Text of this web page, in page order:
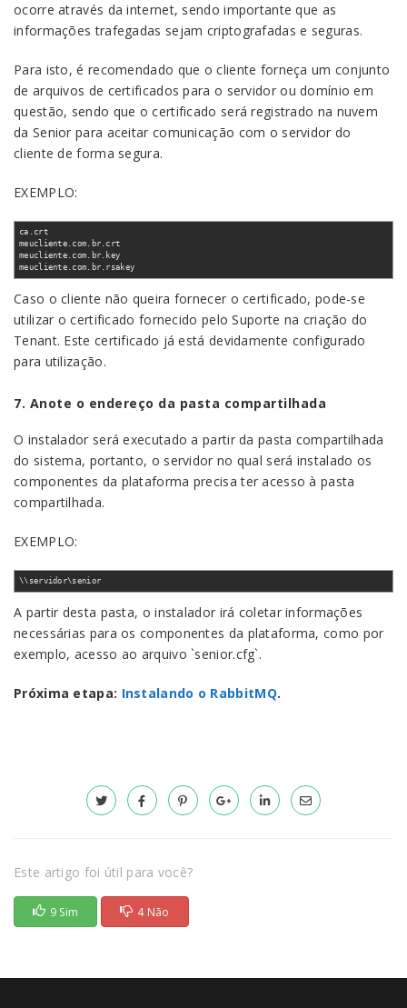
ocorre através da internet, sendo importante que as
informações trafegadas sejam criptografadas e seguras.
Para isto, é recomendado que o cliente forneça um conjunto
de arquivos de certificados para o servidor ou domínio em
questão, sendo que o certificado será registrado na nuvem
da Senior para aceitar comunicação com o servidor do
cliente de forma segura.
EXEMPLO:
ca.crt
meucliente.com.br.crt
meucliente.com.br.key
meucliente.com.br.rsakey
Caso o cliente não queira fornecer o certificado, pode-se
utilizar o certificado fornecido pelo Suporte na criação do
Tenant. Este certificado já está devidamente configurado
para utilização.
7. Anote o endereço da pasta compartilhada
O instalador será executado a partir da pasta compartilhada
do sistema, portanto, o servidor no qual será instalado os
componentes da plataforma precisa ter acesso à pasta
compartilhada.
EXEMPLO:
\\servidor\senior
A partir desta pasta, o instalador irá coletar informações
necessárias para os componentes da plataforma, como por
exemplo, acesso ao arquivo `senior.cfg`.
Próxima etapa: Instalando o RabbitMQ.
Este artigo foi útil para você?
9 Sim 4 Não